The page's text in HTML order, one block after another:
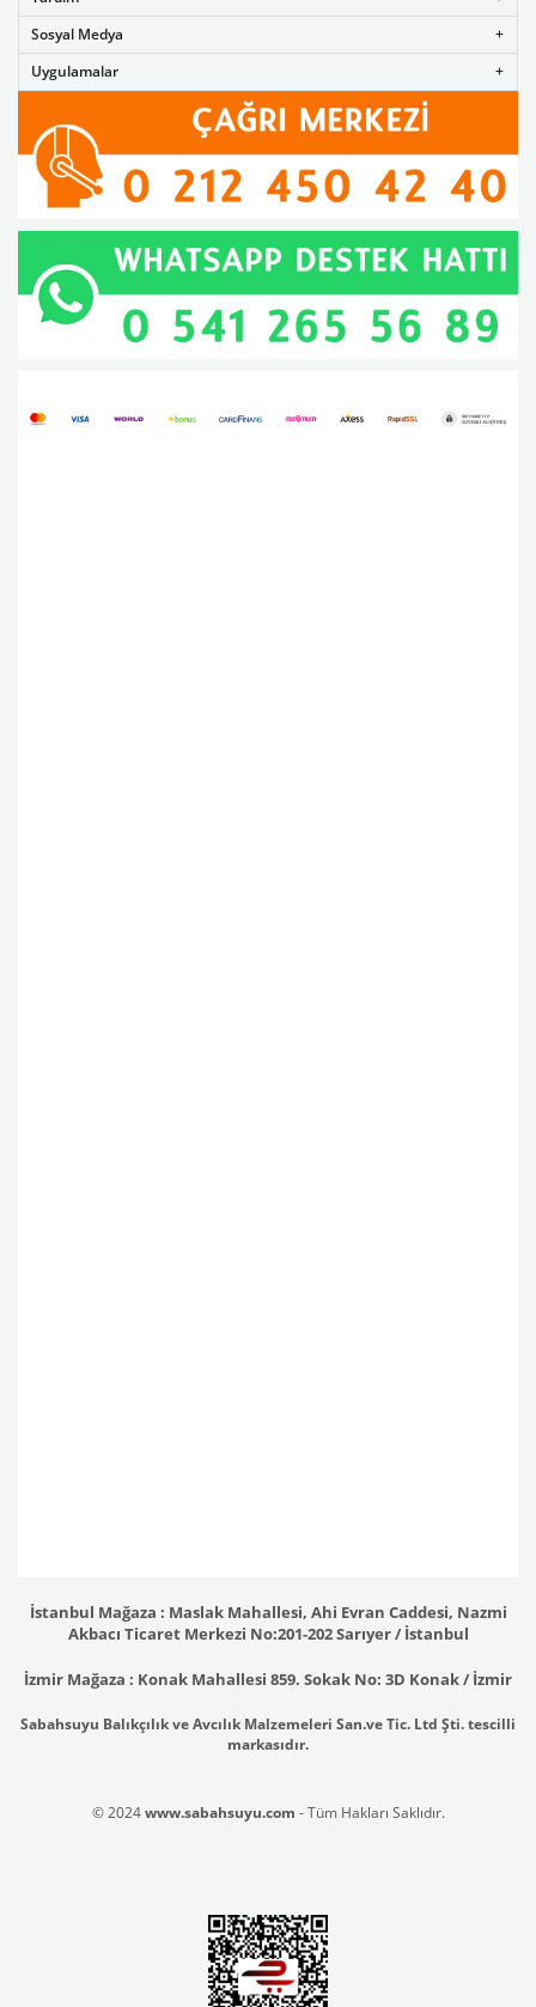
Sosyal Medya
Uygulamalar
İstanbul Mağaza : Maslak Mahallesi, Ahi Evran Caddesi, Nazmi
Akbacı Ticaret Merkezi No:201-202 Sarıyer / İstanbul
İzmir Mağaza : Konak Mahallesi 859. Sokak No: 3D Konak / İzmir
Sabahsuyu Balıkçılık ve Avcılık Malzemeleri San.ve Tic. Ltd Şti. tescilli
markasıdır.
© 2024www.sabahsuyu.com - Tüm Hakları Saklıdır.